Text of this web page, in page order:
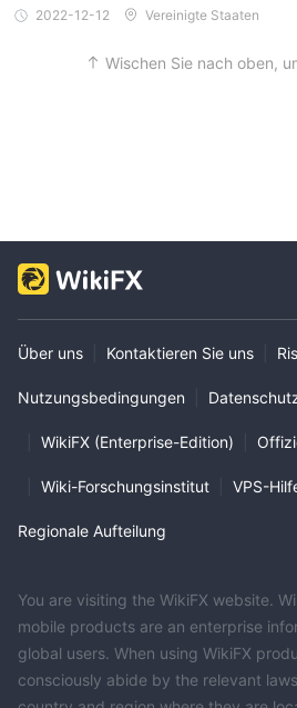
2022-12-12 Vereinigte Staaten
Wischen Sie nach oben,
Über uns Kontaktieren Sie uns
Nutzungsbedingungen
WikiFX (Enterprise-Edition)
Wiki-Forschungsinstitut VPS-
Regionale Aufteilung
You are visiting the WikiFX website.
mobile products are an enterprise
global users. When using WikiFX
consciously abide by the relevant